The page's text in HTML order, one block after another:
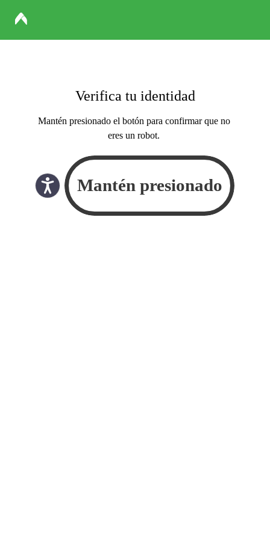
Verifica tu identidad
Mantén presionado el botón para confirmar que no
eres un robot.